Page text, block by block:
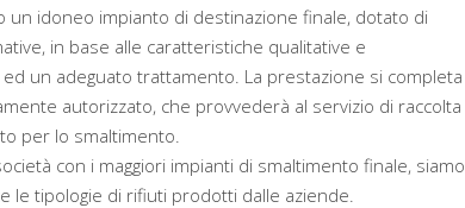
un idoneo impianto di destinazione finale, dotato di
in base alle caratteristiche qualitative e
un adeguato trattamento. La prestazione si completa
autorizzato, che provvederà al servizio di raccolta
per lo smaltimento.
con i maggiori impianti di smaltimento finale, siamo
tipologie di rifiuti prodotti dalle aziende.